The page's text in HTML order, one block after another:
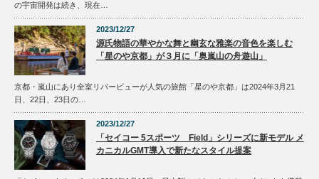
の宇宙開発は続き、現在…
2023/12/27
源氏物語の華やかな舞と幽玄な雅楽の音色を楽しむ
「星のや京都」が３月に「奥嵐山の舟遊山」
京都・嵐山にあり全室リバービューが人気の旅館「星のや京都」は2024年3月21
日、22日、23日の…
2023/12/27
「セイコー 5スポーツ Field」シリーズに新モデル メ
カニカルGMT導入で新たなスタイル提案